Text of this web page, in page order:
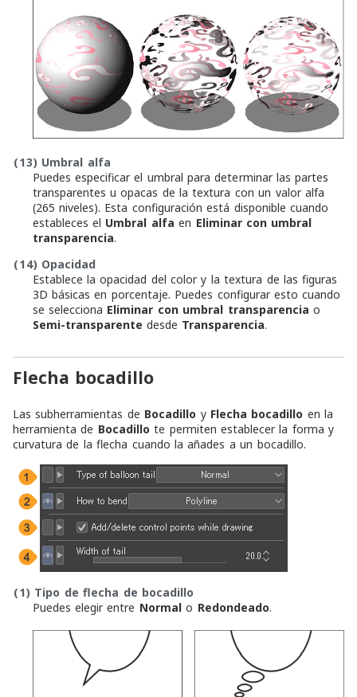
(13) Umbral alfa
Puedes especificar el umbral para determinar las partes
transparentes u opacas de la textura con un valor alfa
(265 niveles). Esta configuración está disponible cuando
estableces el Umbral alfa en Eliminar con umbral
transparencia.
(14) Opacidad
Establece la opacidad del color y la textura de las figuras
3D básicas en porcentaje. Puedes configurar esto cuando
se selecciona Eliminar con umbral transparencia o
Semi-transparente desde Transparencia.
Flecha bocadillo
Las subherramientas de Bocadillo y Flecha bocadillo en la
herramienta de Bocadillo te permiten establecer la forma y
curvatura de la flecha cuando la añades a un bocadillo.
(1) Tipo de flecha de bocadillo
Puedes elegir entre Normalo Redondeado.